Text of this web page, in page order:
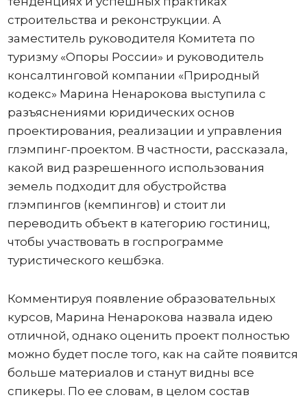
строительства и реконструкции. А
заместитель руководителя Комитета по
туризму «Опоры России» и руководитель
консалтинговой компании «Природный
кодекс» Марина Ненарокова выступила с
разъяснениями юридических основ
проектирования, реализации и управления
глэмпинг-проектом. В частности, рассказала,
какой вид разрешенного использования
земель подходит для обустройства
глэмпингов (кемпингов) и стоит ли
переводить объект в категорию гостиниц,
чтобы участвовать в госпрограмме
туристического кешбэка.
Комментируя появление образовательных
курсов, Марина Ненарокова назвала идею
отличной, однако оценить проект полностью
можно будет после того, как на сайте появится
больше материалов и станут видны все
спикеры. По ее словам, в целом состав